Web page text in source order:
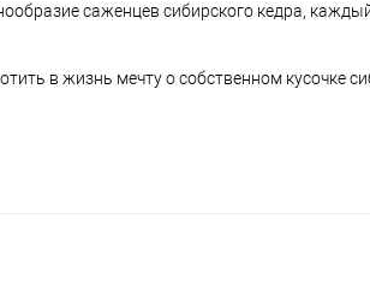
саженцев сибирского кедра,
в жизнь мечту о собственном кусочке